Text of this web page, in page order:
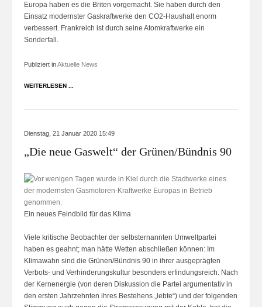
Europa haben es die Briten vorgemacht. Sie haben durch den
Einsatz modernster Gaskraftwerke den CO2-Haushalt enorm
verbessert. Frankreich ist durch seine Atomkraftwerke ein
Sonderfall.
Publiziert inAktuelle News
WEITERLESEN ...
Dienstag, 21 Januar 2020 15:49
„Die neue Gaswelt“ der Grünen/Bündnis 90
Ein neues Feindbild für das Klima
Viele kritische Beobachter der selbsternannten Umweltpartei
haben es geahnt; man hätte Wetten abschließen können: Im
Klimawahn sind die Grünen/Bündnis 90 in ihrer ausgeprägten
Verbots- und Verhinderungskultur besonders erfindungsreich. Nach
der Kernenergie (von deren Diskussion die Partei argumentativ in
den ersten Jahrzehnten ihres Bestehens „lebte“) und der folgenden